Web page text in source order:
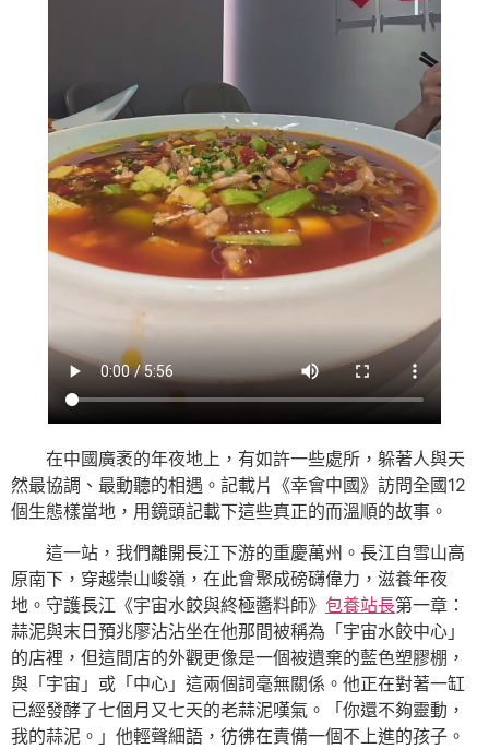
在中國廣袤的年夜地上，有如許一些處所，躲著人與天
然最協調、最動聽的相遇。記載片《幸會中國》訪問全國12
個生態樣當地，用鏡頭記載下這些真正的而溫順的故事。
這一站，我們離開長江下游的重慶萬州。長江自雪山高
原南下，穿越崇山峻嶺，在此會聚成磅礴偉力，滋養年夜
地。守護長江《宇宙水餃與終極醬料師》 包養站長第一章：
蒜泥與末日預兆廖沾沾坐在他那間被稱為「宇宙水餃中心」
的店裡，但這間店的外觀更像是一個被遺棄的藍色塑膠棚，
與「宇宙」或「中心」這兩個詞毫無關係。他正在對著一缸
已經發酵了七個月又七天的老蒜泥嘆氣。「你還不夠靈動，
我的蒜泥。」他輕聲細語，彷彿在責備一個不上進的孩子。